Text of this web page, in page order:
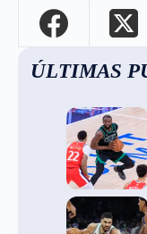
ÚLTIMAS